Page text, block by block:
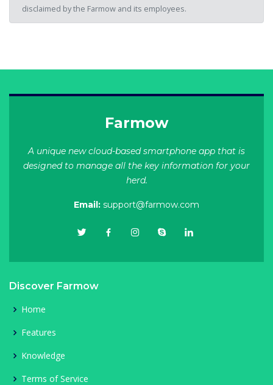
disclaimed by the Farmow and its employees.
Farmow
A unique new cloud-based smartphone app that is
designed to manage all the key information for your
herd.
Email: support@farmow.com
Discover Farmow
Home
Features
Knowledge
Terms of Service